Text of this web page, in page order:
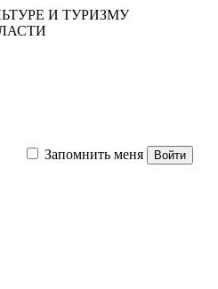
И ТУРИЗМУ
Запомнить меня